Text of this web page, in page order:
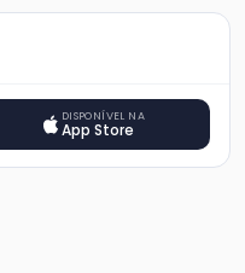
DISPONÍVEL NA
App Store